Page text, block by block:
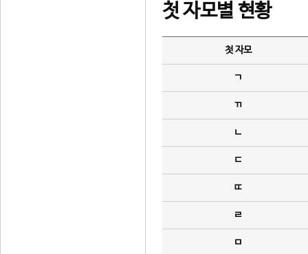
첫 자모별 현황
첫 자모
ㄱ
ㄲ
ㄴ
ㄷ
ㄸ
ㄹ
ㅁ